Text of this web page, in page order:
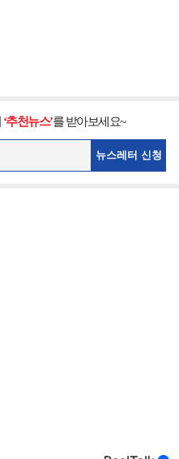
‘추천뉴스’를 받아보세요~
뉴스레터 신청